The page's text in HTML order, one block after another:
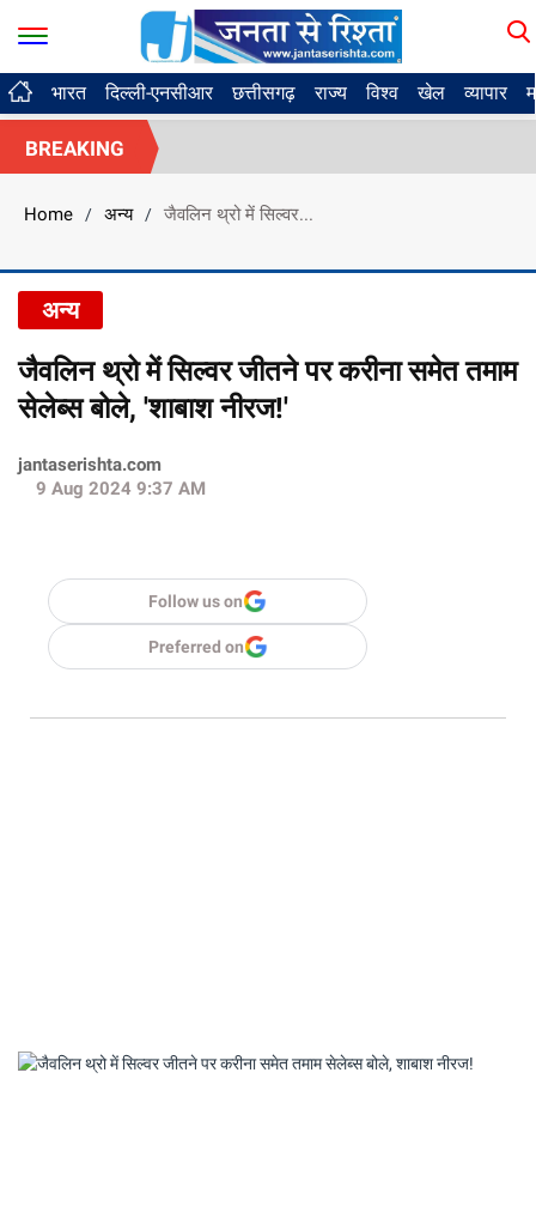
भारत दिल्ली-एनसीआर छत्तीसगढ़ राज्य विश्व खेल व्यापार
BREAKING
Home / अन्य / जैवलिन थ्रो में सिल्वर...
अन्य
जैवलिन थ्रो में सिल्वर जीतने पर करीना समेत तमाम
सेलेब्स बोले, 'शाबाश नीरज!'
jantaserishta.com
9 Aug 2024 9:37 AM
Follow us on
Preferred on